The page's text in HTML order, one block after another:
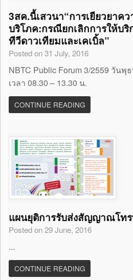
3สค.นี้เสวนา“การเยียวยาค
บริโภค:กรณียกเลิกการให้บริ
ทีวีดาวเทียมและเคเบิ้ล”
Posted on 31 July, 2016
NBTC Public Forum 3/2559 วันพุ
เวลา 08.30 – 13.30 น.
CONTINUE READING
แผนยุติการรับส่งสัญญาณโท
Posted on 29 June, 2016
...
CONTINUE READING